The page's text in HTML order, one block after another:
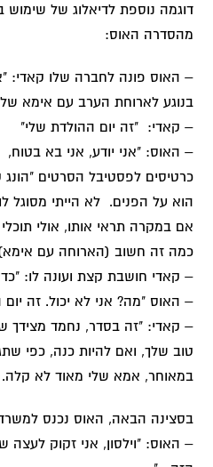
דוגמה נוספת לדיאלוג של שימוש
מהסדרה האוס:
– האוס פונה לחברה שלו קאדי:
בנוגע לארוחת הערב עם אימא
– קאדי: "זה יום ההולדת שלי"
– האוס: "אני יודע, אני בא בטוח,
כרטיסים לפסטיבל הסרטים "הונג
הוא על הפנים. לא הייתי מסוגל
אם במקרה תראי אותו, אולי תוכלי
כמה זה חשוב (הארוחה עם
– קאדי חושבת קצת ועונה לו:
– האוס "מה? אני לא יכול. זה
– קאדי: "זה בסדר, נחמד מצידך
טוב שלך, ואם להיות כנה, כפי
במאוחר, אמא שלי מאוד לא קלה.
בסצינה הבאה, האוס נכנס למשרד
– האוס: "וילסון, אני זקוק